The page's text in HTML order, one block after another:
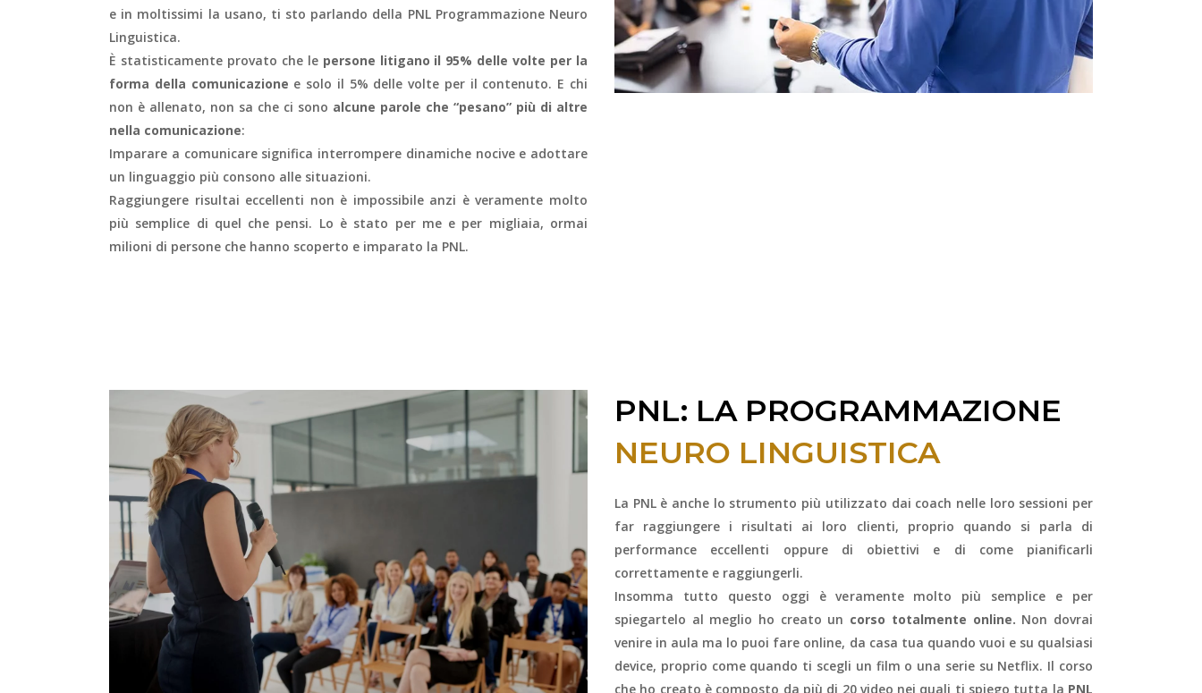
e in moltissimi la usano, ti sto parlando della PNL Programmazione Neuro
Linguistica.
È statisticamente provato che le persone litigano il 95% delle volte per la
forma della comunicazione e solo il 5% delle volte per il contenuto. E chi
non è allenato, non sa che ci sono alcune parole che “pesano” più di altre
nella comunicazione:
Imparare a comunicare significa interrompere dinamiche nocive e adottare
un linguaggio più consono alle situazioni.
Raggiungere risultai eccellenti non è impossibile anzi è veramente molto
più semplice di quel che pensi. Lo è stato per me e per migliaia, ormai
milioni di persone che hanno scoperto e imparato la PNL.
PNL: LA PROGRAMMAZIONE
NEURO LINGUISTICA
La PNL è anche lo strumento più utilizzato dai coach nelle loro sessioni per
far raggiungere i risultati ai loro clienti, proprio quando si parla di
performance eccellenti oppure di obiettivi e di come pianificarli
correttamente e raggiungerli.
Insomma tutto questo oggi è veramente molto più semplice e per
spiegartelo al meglio ho creato un corso totalmente online. Non dovrai
venire in aula ma lo puoi fare online, da casa tua quando vuoi e su qualsiasi
device, proprio come quando ti scegli un film o una serie su Netflix. Il corso
che ho creato è composto da più di 20 video nei quali ti spiego tutta la PNL